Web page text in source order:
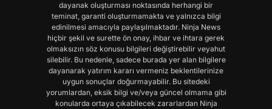
dayanak oluşturması noktasında herhangi bir
teminat, garanti oluşturmamakta ve yalnızca bilgi
edinilmesi amacıyla paylaşılmaktadır. Ninja News
hiçbir şekil ve surette ön onay, ihbar ve ihtara gerek
olmaksızın söz konusu bilgileri değiştirebilir veyahut
silebilir. Bu nedenle, sadece burada yer alan bilgilere
dayanarak yatırım kararı vermeniz beklentilerinize
uygun sonuçlar doğurmayabilir. Bu sitedeki
yorumlardan, eksik bilgi ve/veya güncel olmama gibi
konularda ortaya çıkabilecek zararlardan Ninja